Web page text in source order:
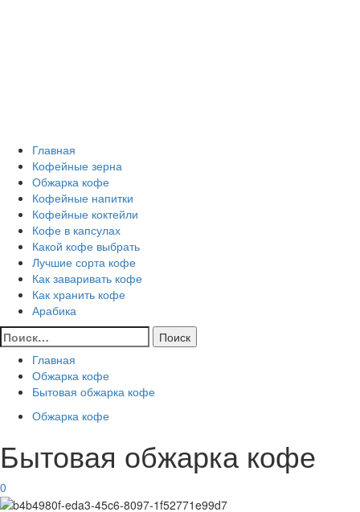
Главная
Кофейные зерна
Обжарка кофе
Кофейные напитки
Кофейные коктейли
Кофе в капсулах
Какой кофе выбрать
Лучшие сорта кофе
Как заваривать кофе
Как хранить кофе
Арабика
Найти:
Главная
Обжарка кофе
Бытовая обжарка кофе
Обжарка кофе
Бытовая обжарка кофе
0